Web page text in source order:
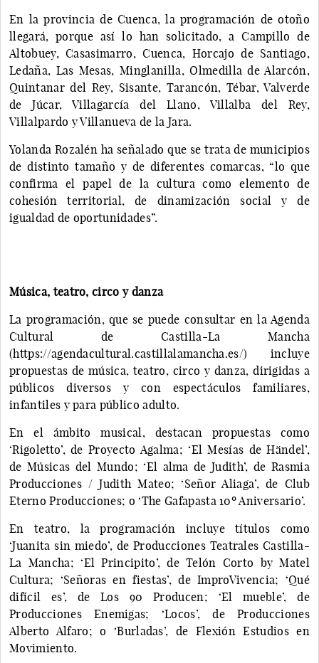
En la provincia de Cuenca, la programación de otoño
llegará, porque así lo han solicitado, a Campillo de
Altobuey, Casasimarro, Cuenca, Horcajo de Santiago,
Ledaña, Las Mesas, Minglanilla, Olmedilla de Alarcón,
Quintanar del Rey, Sisante, Tarancón, Tébar, Valverde
de Júcar, Villagarcía del Llano, Villalba del Rey,
Villalpardo y Villanueva de la Jara.
Yolanda Rozalén ha señalado que se trata de municipios
de distinto tamaño y de diferentes comarcas, “lo que
confirma el papel de la cultura como elemento de
cohesión territorial, de dinamización social y de
igualdad de oportunidades”.
Música, teatro, circo y danza
La programación, que se puede consultar en la Agenda
Cultural de Castilla-La Mancha
(https://agendacultural.castillalamancha.es/) incluye
propuestas de música, teatro, circo y danza, dirigidas a
públicos diversos y con espectáculos familiares,
infantiles y para público adulto.
En el ámbito musical, destacan propuestas como
‘Rigoletto’, de Proyecto Agalma; ‘El Mesías de Händel’,
de Músicas del Mundo; ‘El alma de Judith’, de Rasmia
Producciones / Judith Mateo; ‘Señor Aliaga’, de Club
Eterno Producciones; o ‘The Gafapasta 10º Aniversario’.
En teatro, la programación incluye títulos como
‘Juanita sin miedo’, de Producciones Teatrales Castilla-
La Mancha; ‘El Principito’, de Telón Corto by Matel
Cultura; ‘Señoras en fiestas’, de ImproVivencia; ‘Qué
difícil es’, de Los 90 Producen; ‘El mueble’, de
Producciones Enemigas; ‘Locos’, de Producciones
Alberto Alfaro; o ‘Burladas’, de Flexión Estudios en
Movimiento.